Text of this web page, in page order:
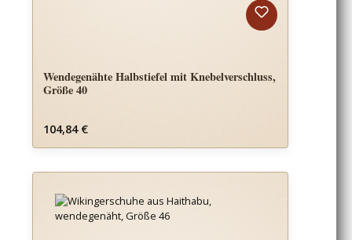
Wendegenähte Halbstiefel mit Knebelverschluss,
Größe 40
Regulärer Preis:
104,84 €